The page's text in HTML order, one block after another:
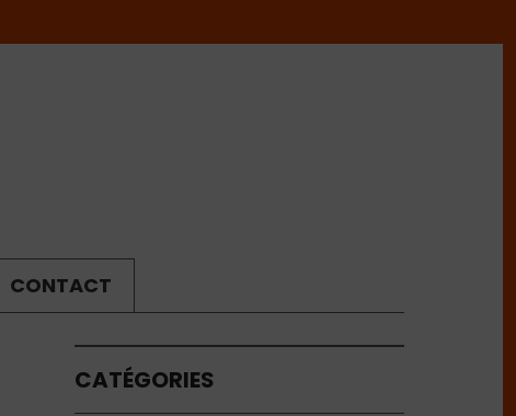
CONTACT
CATÉGORIES